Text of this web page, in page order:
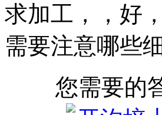
求加工，，好
需要注意哪些
您需要的